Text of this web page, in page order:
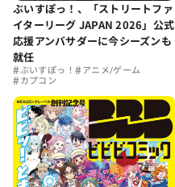
ぶいすぽっ！、「ストリートファ
イターリーグ JAPAN 2026」公式
応援アンバサダーに今シーズンも
就任
#ぶいすぽっ！#アニメ/ゲーム
#カプコン